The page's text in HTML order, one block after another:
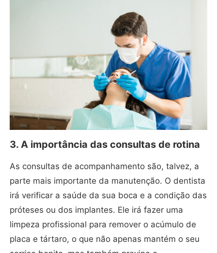
3. A importância das consultas de rotina
As consultas de acompanhamento são, talvez, a
parte mais importante da manutenção. O dentista
irá verificar a saúde da sua boca e a condição das
próteses ou dos implantes. Ele irá fazer uma
limpeza profissional para remover o acúmulo de
placa e tártaro, o que não apenas mantém o seu